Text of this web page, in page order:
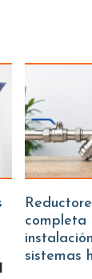
Reductores de presión: guía
completa
sistemas